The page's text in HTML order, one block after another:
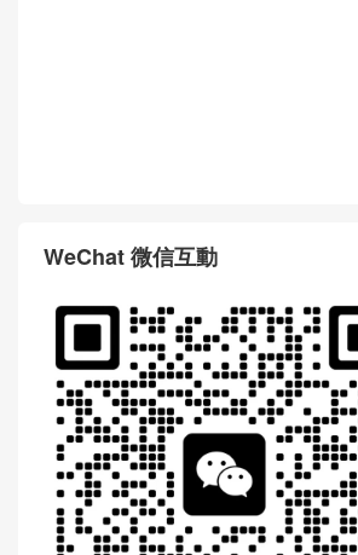
WeChat 微信互動